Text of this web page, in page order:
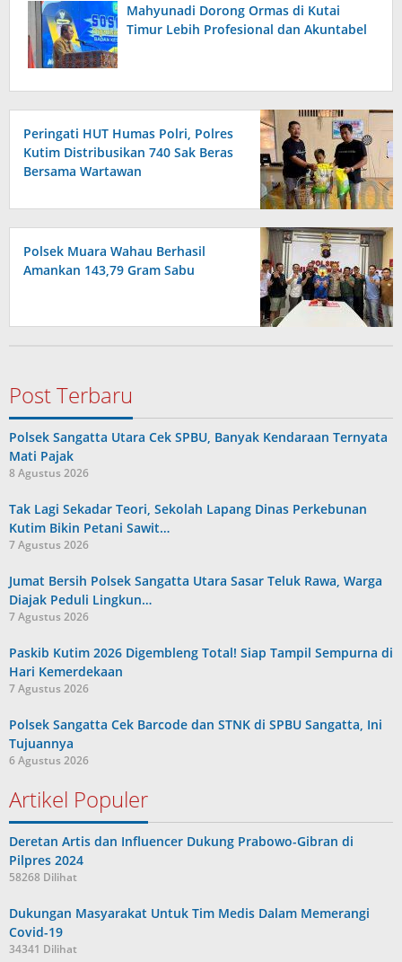
Mahyunadi Dorong Ormas di Kutai
Timur Lebih Profesional dan Akuntabel
Peringati HUT Humas Polri, Polres
Kutim Distribusikan 740 Sak Beras
Bersama Wartawan
Polsek Muara Wahau Berhasil
Amankan 143,79 Gram Sabu
Post Terbaru
Polsek Sangatta Utara Cek SPBU, Banyak Kendaraan Ternyata
Mati Pajak
8 Agustus 2026
Tak Lagi Sekadar Teori, Sekolah Lapang Dinas Perkebunan
Kutim Bikin Petani Sawit…
7 Agustus 2026
Jumat Bersih Polsek Sangatta Utara Sasar Teluk Rawa, Warga
Diajak Peduli Lingkun…
7 Agustus 2026
Paskib Kutim 2026 Digembleng Total! Siap Tampil Sempurna di
Hari Kemerdekaan
7 Agustus 2026
Polsek Sangatta Cek Barcode dan STNK di SPBU Sangatta, Ini
Tujuannya
6 Agustus 2026
Artikel Populer
Deretan Artis dan Influencer Dukung Prabowo-Gibran di
Pilpres 2024
58268 Dilihat
Dukungan Masyarakat Untuk Tim Medis Dalam Memerangi
Covid-19
34341 Dilihat